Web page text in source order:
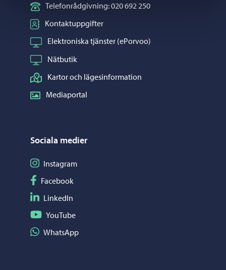
Telefonrådgivning: 020 692 250
Kontaktuppgifter
Elektroniska tjänster (ePorvoo)
Nätbutik
Kartor och lägesinformation
Mediaportal
Sociala medier
Följ på Instagram
Instagram
Följ på Facebook
Facebook
Följ på LinkedIn
LinkedIn
Följ på YouTube
YouTube
Dela på WhatsApp
WhatsApp